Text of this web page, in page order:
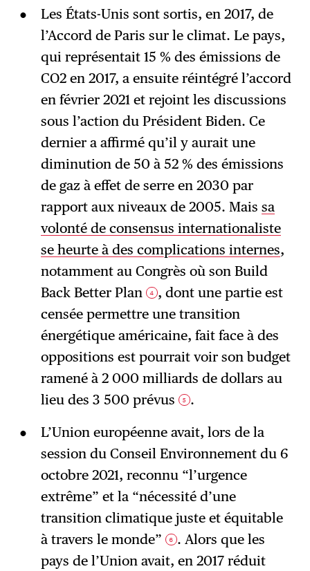
Les États-Unis sont sortis, en 2017, de
l’Accord de Paris sur le climat. Le pays,
qui représentait 15 % des émissions de
CO2 en 2017, a ensuite réintégré l’accord
en février 2021 et rejoint les discussions
sous l’action du Président Biden. Ce
dernier a affirmé qu’il y aurait une
diminution de 50 à 52 % des émissions
de gaz à effet de serre en 2030 par
rapport aux niveaux de 2005. Mais sa
volonté de consensus internationaliste
se heurte à des complications internes,
notamment au Congrès où son Build
Back Better Plan
4 , dont une partie est
censée permettre une transition
énergétique américaine, fait face à des
oppositions est pourrait voir son budget
ramené à 2 000 milliards de dollars au
lieu des 3 500 prévus
5 .
L’Union européenne avait, lors de la
session du Conseil Environnement du 6
octobre 2021, reconnu “l’urgence
extrême” et la “nécessité d’une
transition climatique juste et équitable
à travers le monde”
6 . Alors que les
pays de l’Union avait, en 2017 réduit